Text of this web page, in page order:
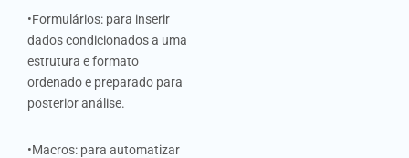
•Formulários: para inserir
dados condicionados a uma
estrutura e formato
ordenado e preparado para
posterior análise.
•Macros: para automatizar